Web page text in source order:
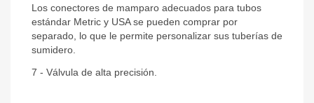
Los conectores de mamparo adecuados para tubos
estándar Metric y USA se pueden comprar por
separado, lo que le permite personalizar sus tuberías de
sumidero.
7 - Válvula de alta precisión.